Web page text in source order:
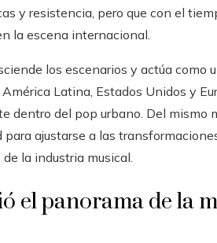
y resistencia, pero que con el
la escena internacional.
los escenarios y actúa como
Latina, Estados Unidos y
dentro del pop urbano. Del mismo
ajustarse a las
la industria musical.
el panorama de la